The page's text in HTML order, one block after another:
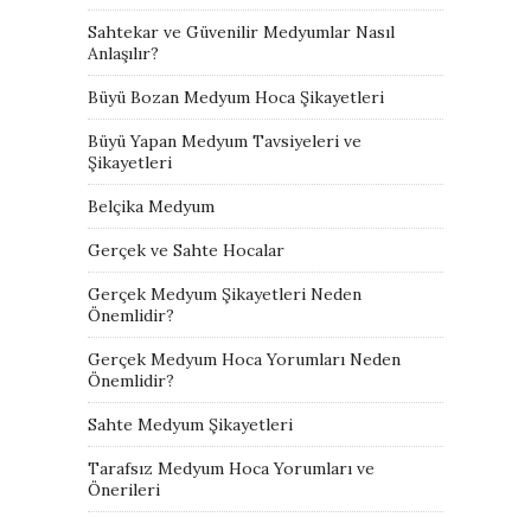
Sahtekar ve Güvenilir Medyumlar Nasıl
Anlaşılır?
Büyü Bozan Medyum Hoca Şikayetleri
Büyü Yapan Medyum Tavsiyeleri ve
Şikayetleri
Belçika Medyum
Gerçek ve Sahte Hocalar
Gerçek Medyum Şikayetleri Neden
Önemlidir?
Gerçek Medyum Hoca Yorumları Neden
Önemlidir?
Sahte Medyum Şikayetleri
Tarafsız Medyum Hoca Yorumları ve
Önerileri